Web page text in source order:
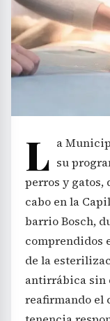
L a
su
perros y gatos,
cabo en la
barrio Bosch,
comprendidos
de la
antirrábica sin
reafirmando el